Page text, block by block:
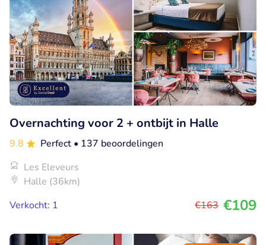
Overnachting voor 2 + ontbijt in Halle
9.8 Perfect • 137 beoordelingen
Les Eleveurs
Halle (36km)
Verkocht: 1
€163 €109